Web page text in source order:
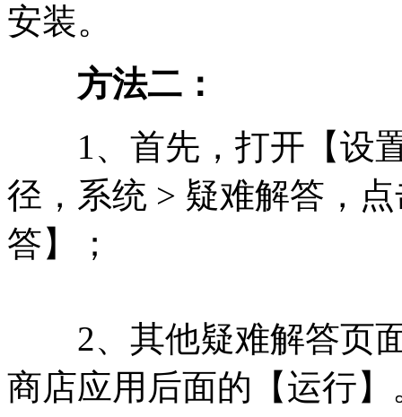
安装。
方法二：
1、首先，打开【设置
径，系统 > 疑难解答，
答】；
2、其他疑难解答页面
商店应用后面的【运行